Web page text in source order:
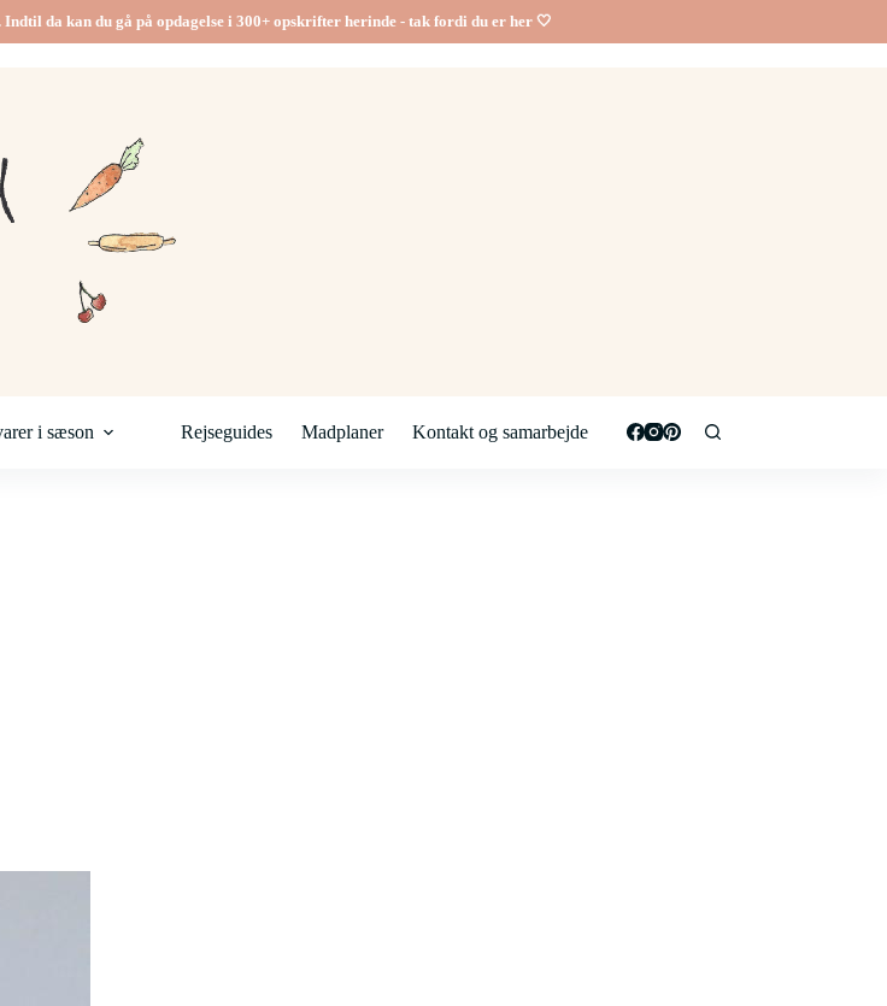
da kan du gå på opdagelse i 300+ opskrifter herinde - tak fordi du er her 🤍
i sæson Rejseguides Madplaner Kontakt og samarbejde